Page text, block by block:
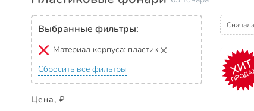
Выбранные фильтры:
Материал корпуса: пластик
Сбросить все фильтры
Цена, ₽